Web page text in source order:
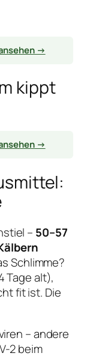
→
kippt
→
– 50–57
Schlimme?
Tage alt),
fit ist. Die
– andere
2 beim